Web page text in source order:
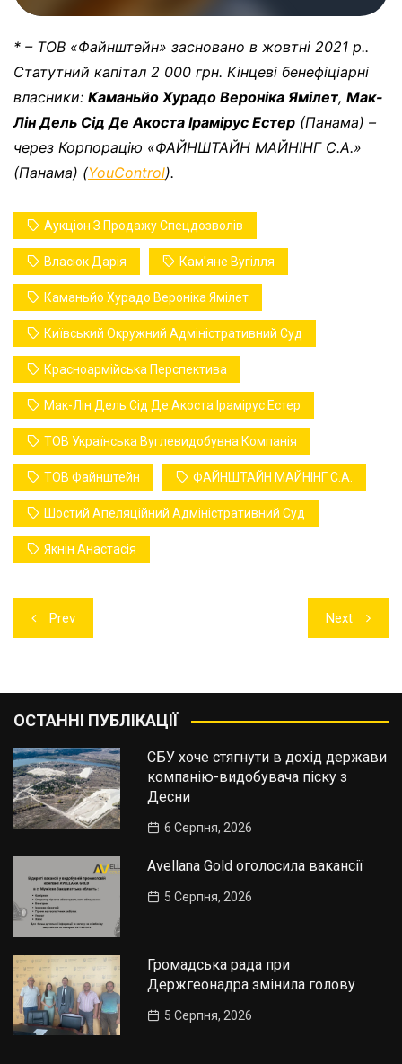
* – ТОВ «Файнштейн» засновано в жовтні 2021 р..
Статутний капітал 2 000 грн. Кінцеві бенефіціарні
власники: Каманьйо Хурадо Вероніка Ямілет, Мак-
Лін Дель Сід Де Акоста Ірамірус Естер (Панама) –
через Корпорацію «ФАЙНШТАЙН МАЙНІНГ С.А.»
(Панама) (YouControl).
Аукціон З Продажу Спецдозволів
Власюк Дарія Кам'яне Вугілля
Каманьйо Хурадо Вероніка Ямілет
Київський Окружний Адміністративний Суд
Красноармійська Перспектива
Мак-Лін Дель Сід Де Акоста Ірамірус Естер
ТОВ Українська Вуглевидобувна Компанія
ТОВ Файнштейн ФАЙНШТАЙН МАЙНІНГ С.А.
Шостий Апеляційний Адміністративний Суд
Якнін Анастасія
Навігація
записів
Prev Next
ОСТАННІ ПУБЛІКАЦІЇ
СБУ хоче стягнути в дохід держави
компанію-видобувача піску з
Десни
6 Серпня, 2026
Avellana Gold оголосила вакансії
5 Серпня, 2026
Громадська рада при
Держгеонадра змінила голову
5 Серпня, 2026